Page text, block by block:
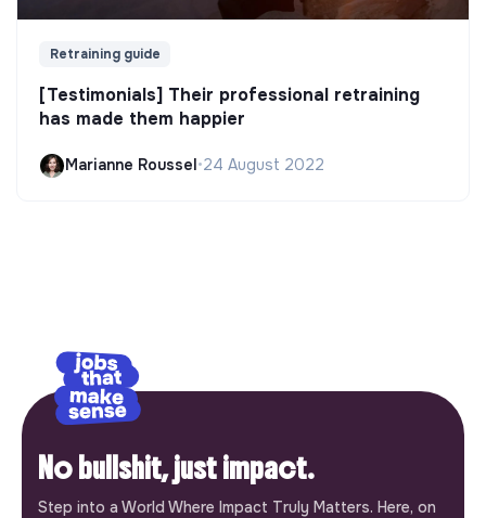
Retraining guide
[Testimonials] Their professional retraining
has made them happier
Marianne Roussel •24 August 2022
No bullshit, just impact.
Step into a World Where Impact Truly Matters. Here, on